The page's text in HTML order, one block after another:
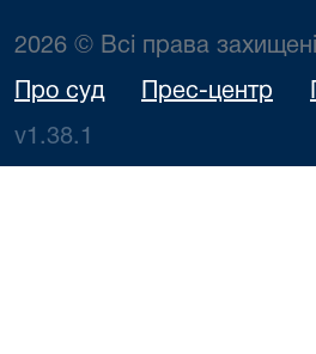
2026 © Всі права захищені
Про суд Прес-центр
v1.38.1